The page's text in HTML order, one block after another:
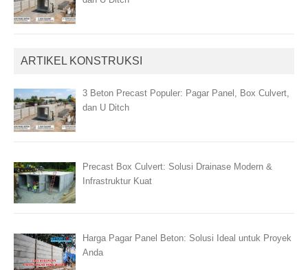
ARTIKEL KONSTRUKSI
3 Beton Precast Populer: Pagar Panel, Box Culvert,
dan U Ditch
Precast Box Culvert: Solusi Drainase Modern &
Infrastruktur Kuat
Harga Pagar Panel Beton: Solusi Ideal untuk Proyek
Anda